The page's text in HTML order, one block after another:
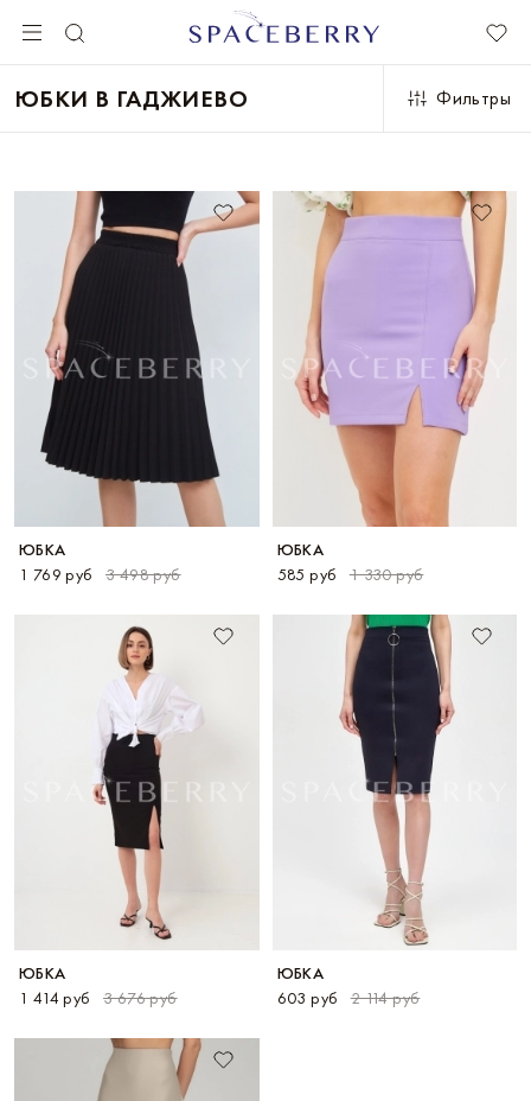
ЮБКИ В ГАДЖИЕВО Фильтры
ЮБКА
1 769 руб
3 498 руб
ЮБКА
585 руб
1 330 руб
ЮБКА
1 414 руб
3 676 руб
ЮБКА
603 руб
2 114 руб